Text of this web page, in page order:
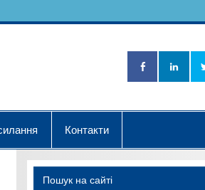
Хвилька"
Контакти
Пошук на сайті